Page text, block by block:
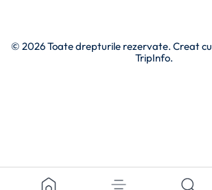
© 2026 Toate drepturile rezervate. Creat cu
TripInfo.